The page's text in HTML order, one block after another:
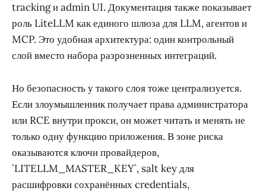
tracking и admin UI. Документация также показывает
роль LiteLLM как единого шлюза для LLM, агентов и
MCP. Это удобная архитектура: один контрольный
слой вместо набора разрозненных интеграций.
Но безопасность у такого слоя тоже централизуется.
Если злоумышленник получает права администратора
или RCE внутри прокси, он может читать и менять не
только одну функцию приложения. В зоне риска
оказываются ключи провайдеров,
`LITELLM_MASTER_KEY`, salt key для
расшифровки сохранённых credentials,